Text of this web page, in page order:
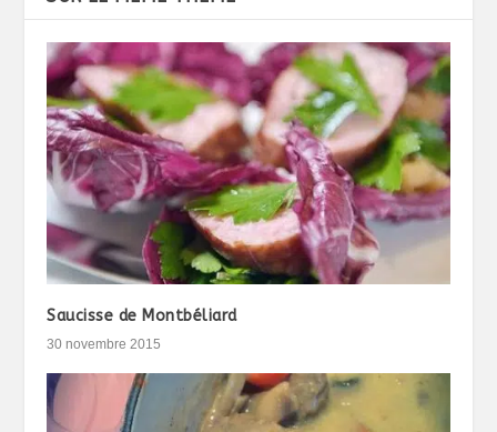
Saucisse de Montbéliard
30 novembre 2015